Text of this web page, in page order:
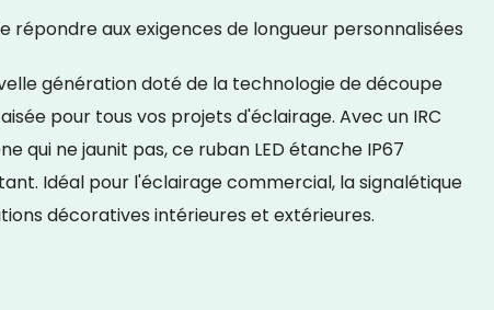
répondre aux exigences de longueur personnalisées
génération doté de la technologie de découpe
pour tous vos projets d'éclairage. Avec un IRC
qui ne jaunit pas, ce ruban LED étanche IP67
Idéal pour l'éclairage commercial, la signalétique
décoratives intérieures et extérieures.